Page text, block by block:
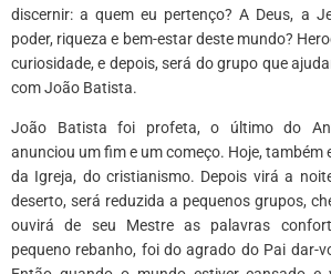
discernir: a quem eu pertenço? A Deus, a
poder, riqueza e bem-estar deste mundo?
curiosidade, e depois, será do grupo que
com João Batista.
João Batista foi profeta, o último do
anunciou um fim e um começo. Hoje, também
da Igreja, do cristianismo. Depois virá a
deserto, será reduzida a pequenos grupos,
ouvirá de seu Mestre as palavras
pequeno rebanho, foi do agrado do Pai dar-